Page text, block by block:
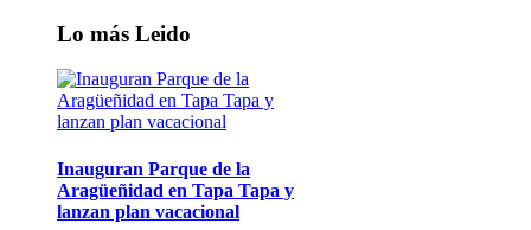
Lo más Leido
Inauguran Parque de la
Aragüeñidad en Tapa Tapa y
lanzan plan vacacional